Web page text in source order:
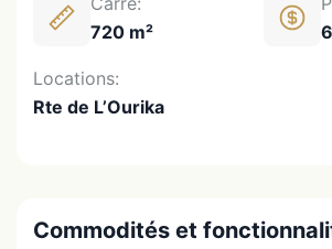
720 m²
Locations:
Rte de L’Ourika
Commodités et